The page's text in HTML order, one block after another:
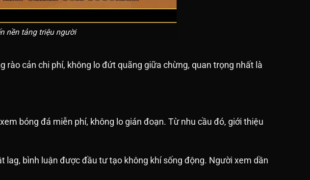
nền tảng triệu người
cản chi phí, không lo đứt quãng giữa chừng, quan trọng nhất là
bóng đá miễn phí, không lo gián đoạn. Từ nhu cầu đó, giới thiệu
bình luận được đầu tư tạo không khí sống động. Người xem dần